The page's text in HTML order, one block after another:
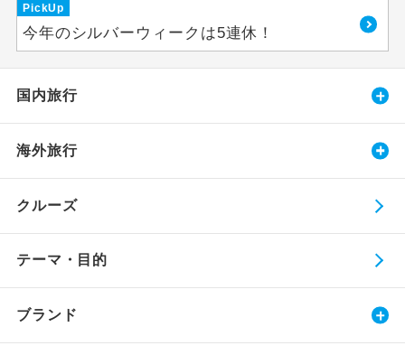
PickUp
今年のシルバーウィークは5連休！
国内旅行
海外旅行
クルーズ
テーマ・目的
ブランド